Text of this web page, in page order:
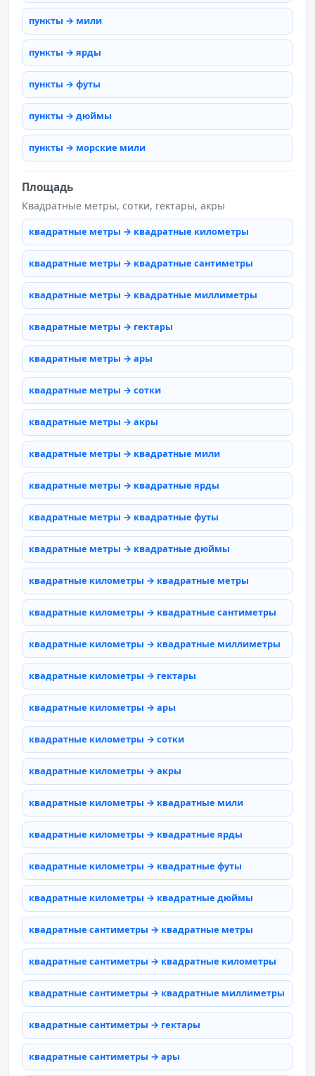
пункты → мили
пункты → ярды
пункты → футы
пункты → дюймы
пункты → морские мили
Площадь
Квадратные метры, сотки, гектары, акры
квадратные метры → квадратные километры
квадратные метры → квадратные сантиметры
квадратные метры → квадратные миллиметры
квадратные метры → гектары
квадратные метры → ары
квадратные метры → сотки
квадратные метры → акры
квадратные метры → квадратные мили
квадратные метры → квадратные ярды
квадратные метры → квадратные футы
квадратные метры → квадратные дюймы
квадратные километры → квадратные метры
квадратные километры → квадратные сантиметры
квадратные километры → квадратные миллиметры
квадратные километры → гектары
квадратные километры → ары
квадратные километры → сотки
квадратные километры → акры
квадратные километры → квадратные мили
квадратные километры → квадратные ярды
квадратные километры → квадратные футы
квадратные километры → квадратные дюймы
квадратные сантиметры → квадратные метры
квадратные сантиметры → квадратные километры
квадратные сантиметры → квадратные миллиметры
квадратные сантиметры → гектары
квадратные сантиметры → ары